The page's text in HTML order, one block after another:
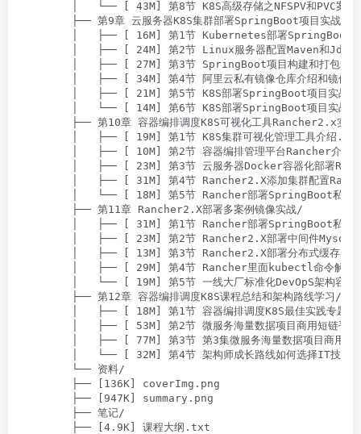
│   └── [ 43M] 第8节 K8S高级存储之NFSPV和PVC案例
        ├── 第9章 云服务器K8S集群部署SpringBoot项⽬实战/
│   ├── [ 16M] 第1节 Kubernetes部署SpringBoot
│   ├── [ 24M] 第2节 Linux服务器配置Maven和Jdk11
│   ├── [ 27M] 第3节 SpringBoot项目构建和打包
│   ├── [ 34M] 第4节 阿里云私有镜像仓库介绍和镜像
│   ├── [ 21M] 第5节 K8S部署SpringBoot项目实战《
│   └── [ 14M] 第6节 K8S部署SpringBoot项目实战《
├── 第10章 容器编排调度K8S可视化⼯具Rancher2.x实战
│   ├── [ 19M] 第1节 K8S集群可视化管理工具介绍
│   ├── [ 10M] 第2节 容器编排管理平台Rancher介绍
│   ├── [ 23M] 第3节 云服务器Docker容器化部署
│   ├── [ 31M] 第4节 Rancher2.X添加集群配置
│   └── [ 18M] 第5节 Rancher部署SpringBoot私有
        ├── 第11章 Rancher2.X部署多案例镜像实战/
│   ├── [ 31M] 第1节 Rancher部署SpringBoot私有
│   ├── [ 23M] 第2节 Rancher2.X部署中间件
│   ├── [ 13M] 第3节 Rancher2.X部署分布式缓存
│   ├── [ 29M] 第4节 Rancher里面kubectl命令解析
│   └── [ 19M] 第5节 一线大厂标准化DevOpS架构容器
        ├── 第12章 容器编排调度K8S课程总结和架构路线学习/
│   ├── [ 18M] 第1节 容器编排调度K8S最佳实践专题课
│   ├── [ 53M] 第2节 微服务海量数据项⽬商⽤短链平台
│   ├── [ 77M] 第3节 第3集微服务海量数据项⽬商⽤短
│   └── [ 32M] 第4节 架构师成长路线如何选择IT技术
        └── 资料/
        ├── [136K] coverImg.png
        ├── [947K] summary.png
        ├── 笔记/
        ├── [4.9K] 课程大纲.txt